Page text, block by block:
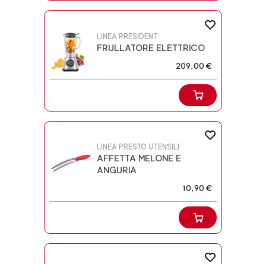
LINEA PRESIDENT
FRULLATORE ELETTRICO
209,00 €
LINEA PRESTO UTENSILI
AFFETTA MELONE E
ANGURIA
10,90 €